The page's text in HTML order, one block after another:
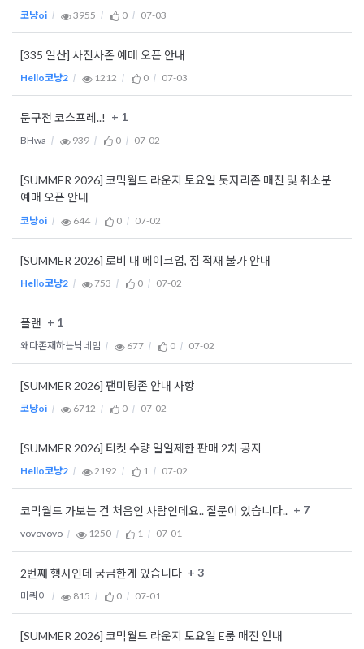
코냥oi 3955 0 07-03
[335 일산] 사진사존 예매 오픈 안내
Hello코냥2 1212 0 07-03
문구전 코스프레..! + 1
BHwa 939 0 07-02
[SUMMER 2026] 코믹월드 라운지 토요일 돗자리존 매진 및 취소분
예매 오픈 안내
코냥oi 644 0 07-02
[SUMMER 2026] 로비 내 메이크업, 짐 적재 불가 안내
Hello코냥2 753 0 07-02
플랜 + 1
왜다존재하는닉네임 677 0 07-02
[SUMMER 2026] 팬미팅존 안내 사항
코냥oi 6712 0 07-02
[SUMMER 2026] 티켓 수량 일일제한 판매 2차 공지
Hello코냥2 2192 1 07-02
코믹월드 가보는 건 처음인 사람인데요.. 질문이 있습니다.. + 7
vovovovo 1250 1 07-01
2번째 행사인데 궁금한게 있습니다 + 3
미쿼이 815 0 07-01
[SUMMER 2026] 코믹월드 라운지 토요일 E룸 매진 안내